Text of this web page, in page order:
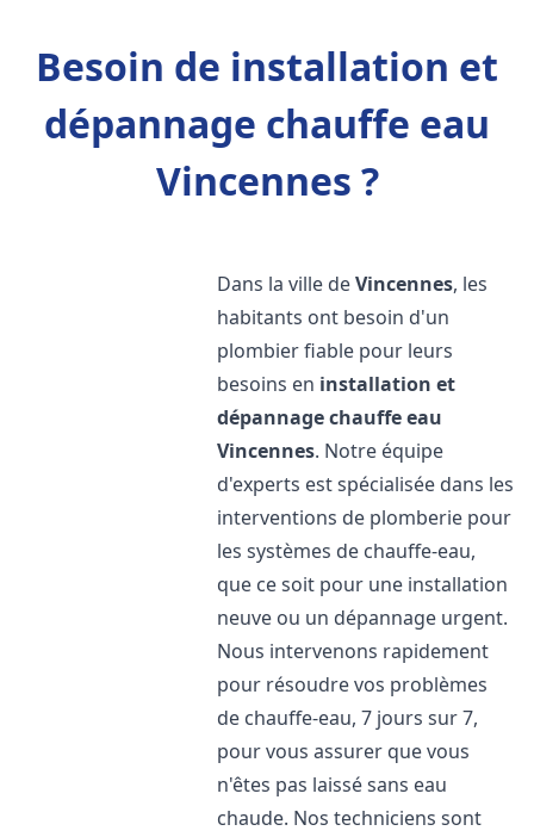
Besoin de installation et
dépannage chauffe eau
Vincennes ?
Dans la ville deVincennes, les
habitants ont besoin d'un
plombier fiable pour leurs
besoins en installation et
dépannage chauffe eau
Vincennes. Notre équipe
d'experts est spécialisée dans les
interventions de plomberie pour
les systèmes de chauffe-eau,
que ce soit pour une installation
neuve ou un dépannage urgent.
Nous intervenons rapidement
pour résoudre vos problèmes
de chauffe-eau, 7 jours sur 7,
pour vous assurer que vous
n'êtes pas laissé sans eau
chaude. Nos techniciens sont